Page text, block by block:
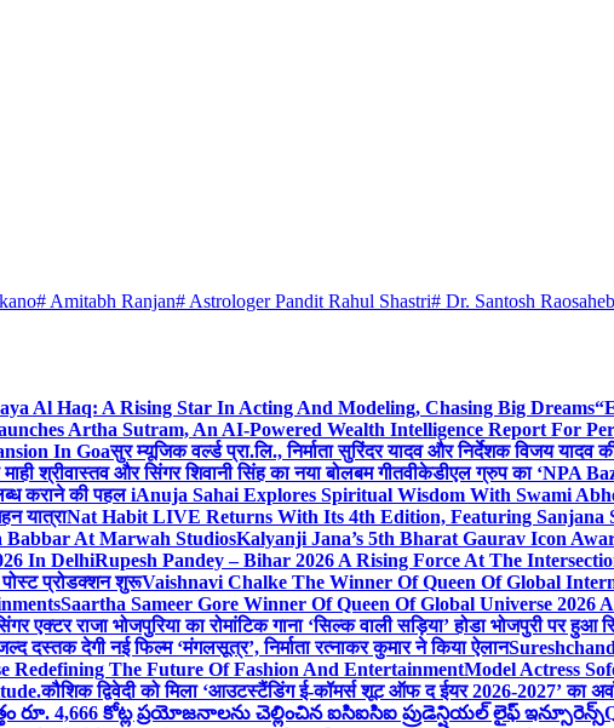
# Amitabh Ranjan# Astrologer Pandit Rahul Shastri# Dr. Santosh
Al Haq: A Rising Star In Acting And Modeling, Chasing Big Dreams
Artha Sutram, An AI-Powered Wealth Intelligence Report For
In Goaसुर म्यूजिक वर्ल्ड प्रा.लि., निर्माता सुरिंदर यादव और निर्देशक विजय यादव
श्रीवास्तव और सिंगर शिवानी सिंह का नया बोलबम गीतवीकेडीएल ग्रुप का ‘NPA
कराने की पहल iAnuja Sahai Explores Spiritual Wisdom With Swami
यात्राNat Habit LIVE Returns With Its 4th Edition, Featuring Sanjana
Babbar At Marwah StudiosKalyanji Jana’s 5th Bharat Gaurav Icon
In DelhiRupesh Pandey – Bihar 2026 A Rising Force At The
पोस्ट प्रोडक्शन शुरूVaishnavi Chalke The Winner Of Queen Of Global
Saartha Sameer Gore Winner Of Queen Of Global Universe 2026
एक्टर राजा भोजपुरिया का रोमांटिक गाना ‘सिल्क वाली सड़िया’ होडा भोजपुरी पर हुआ
दस्तक देगी नई फिल्म ‘मंगलसूत्र’, निर्माता रत्नाकर कुमार ने किया ऐलान
Redefining The Future Of Fashion And EntertainmentModel Actress
कौशिक द्विवेदी को मिला ‘आउटस्टैंडिंग ई-कॉमर्स शूट ऑफ द ईयर 2026-2027’ का
4,666 కోట్ల ప్రయోజనాలను చెల్లించిన ఐసిఐసిఐ ప్రుడెన్షియల్ లైఫ్ ఇన్సూరెన్స్